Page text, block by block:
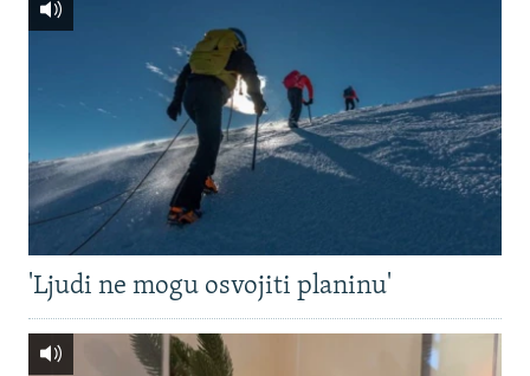
'Ljudi ne mogu osvojiti planinu'